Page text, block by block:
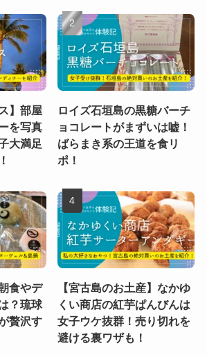
】部屋
を写真
大満足
ロイズ石垣島の黒糖バーチ
ョコレートがまずいは嘘！
ばらまき系の王道を食リ
ポ！
食やデ
？琉球
贅沢す
【宮古島のお土産】なかゆ
くい商店の紅芋ぱんびんは
女子ウケ抜群！売り切れを
避ける裏ワザも！